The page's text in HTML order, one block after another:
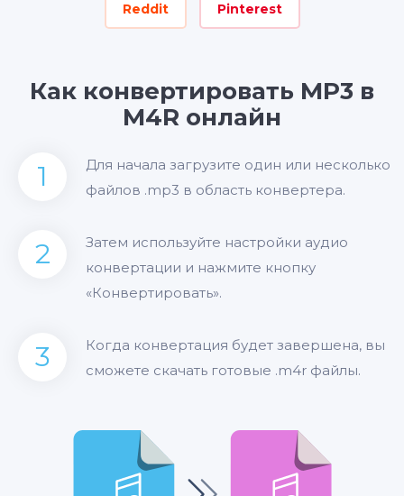
Reddit Pinterest
Как конвертировать MP3 в
M4R онлайн
1
Для начала загрузите один или несколько
файлов .mp3 в область конвертера.
2
Затем используйте настройки аудио
конвертации и нажмите кнопку
«Конвертировать».
3
Когда конвертация будет завершена, вы
сможете скачать готовые .m4r файлы.